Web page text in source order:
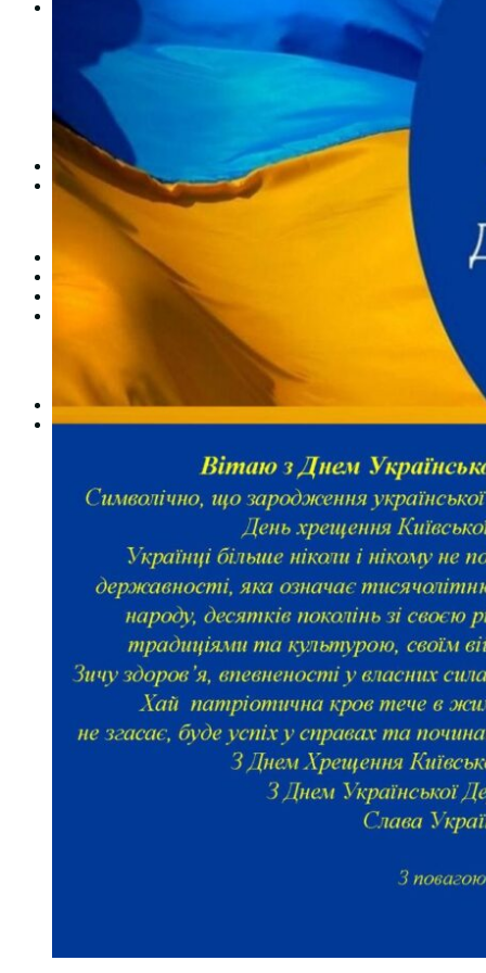
Денна форма навчання
Заочна форма навчання
Студентська рада
Документація. Воєнний стан
Центр кар’єри та працевлаштування
Центр дуальної освіти
Неформальна та інформальна освіта
Вступникам
Міжнародне співробітництво
Міжнародне співробітництво для викладачів
Міжнародне співробітництво для студентів
Угоди та договори
Вісник
Контакти
Кваліфікаційний центр МФК
Нормативно-правова база
Професійні стандарти
Майстри сервісних центрів
Про формальну, неформальну та інформальну освіту